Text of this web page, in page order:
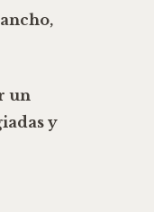
,
un
y